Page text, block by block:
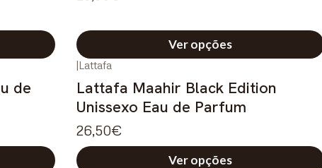
Ver opções
de
|Lattafa
Lattafa Maahir Black Edition
Unissexo Eau de Parfum
26,50€
Ver opções